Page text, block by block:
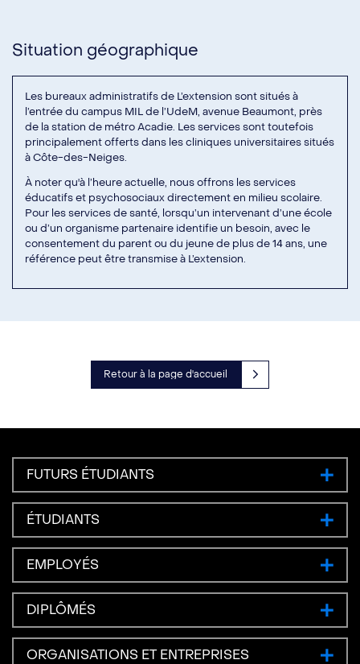
Situation géographique
Les bureaux administratifs de L’extension sont situés à
l’entrée du campus MIL de l’UdeM, avenue Beaumont, près
de la station de métro Acadie. Les services sont toutefois
principalement offerts dans les cliniques universitaires situés
à Côte-des-Neiges.
À noter qu'à l’heure actuelle, nous offrons les services
éducatifs et psychosociaux directement en milieu scolaire.
Pour les services de santé, lorsqu’un intervenant d’une école
ou d’un organisme partenaire identifie un besoin, avec le
consentement du parent ou du jeune de plus de 14 ans, une
référence peut être transmise à L’extension.
Retour à la page d'accueil
FUTURS ÉTUDIANTS
ÉTUDIANTS
EMPLOYÉS
DIPLÔMÉS
ORGANISATIONS ET ENTREPRISES